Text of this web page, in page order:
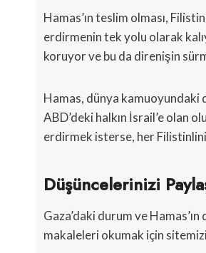
Hamas’ın teslim olması,
erdirmenin tek yolu olarak
koruyor ve bu da direnişin
Hamas, dünya kamuoyundaki
ABD’deki halkın İsrail’e olan
erdirmek isterse, her
Düşüncelerinizi
Gaza’daki durum ve
makaleleri okumak için